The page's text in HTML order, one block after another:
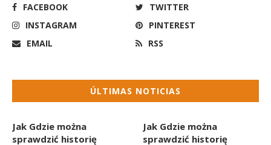
FACEBOOK
TWITTER
INSTAGRAM
PINTEREST
EMAIL
RSS
ÚLTIMAS NOTICIAS
Jak Gdzie można
sprawdzić historię
Jak Gdzie można
sprawdzić historię